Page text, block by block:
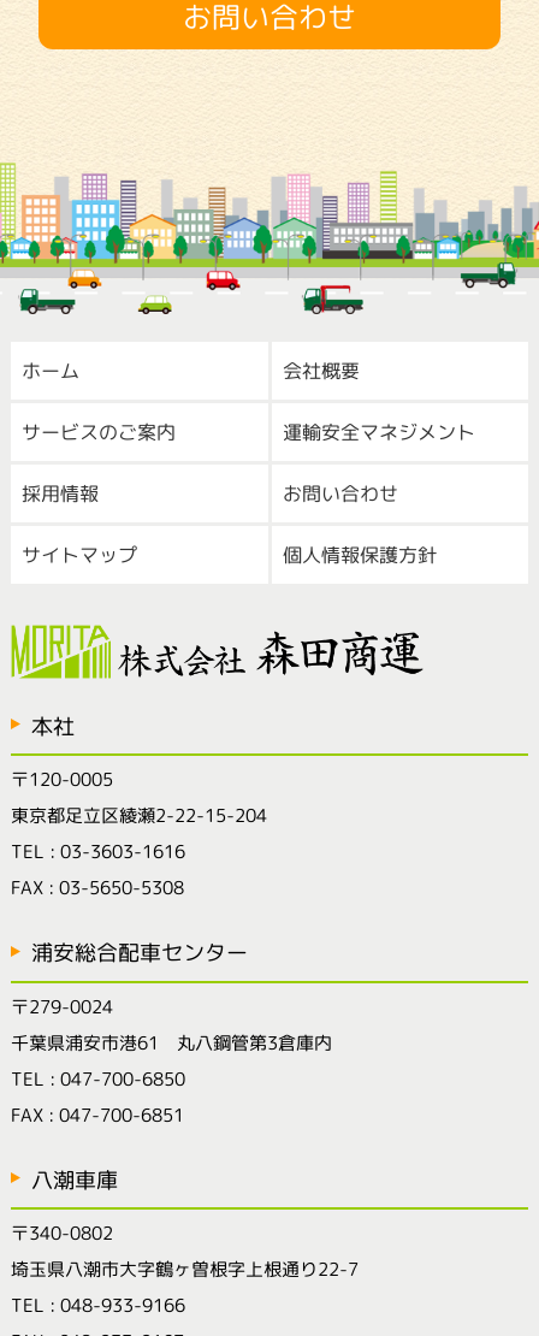
お問い合わせ
ホーム 会社概要
サービスのご案内 運輸安全マネジメント
採用情報 お問い合わせ
サイトマップ 個人情報保護方針
本社
〒120-0005
東京都足立区綾瀬2-22-15-204
TEL : 03-3603-1616
FAX : 03-5650-5308
浦安総合配車センター
〒279-0024
千葉県浦安市港61 丸八鋼管第3倉庫内
TEL : 047-700-6850
FAX : 047-700-6851
八潮車庫
〒340-0802
埼玉県八潮市大字鶴ヶ曽根字上根通り22-7
TEL : 048-933-9166